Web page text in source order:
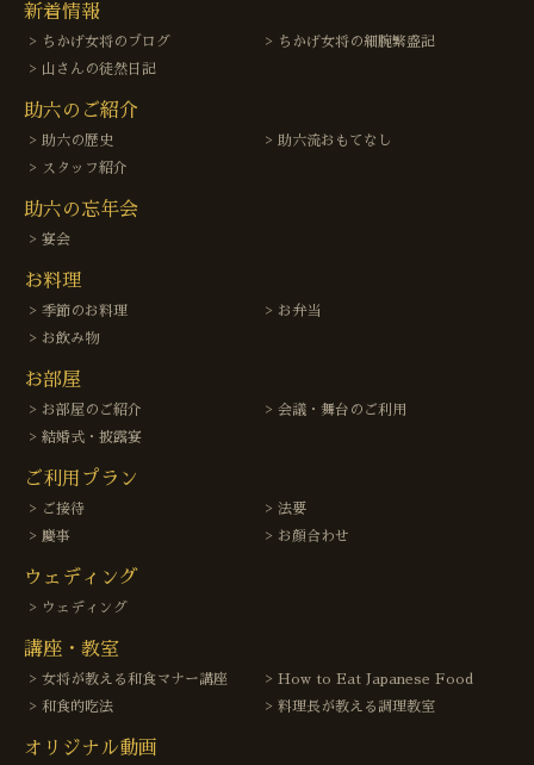
新着情報
ちかげ女将のブログ
ちかげ女将の細腕繁盛記
山さんの徒然日記
助六のご紹介
助六の歴史
助六流おもてなし
スタッフ紹介
助六の忘年会
宴会
お料理
季節のお料理
お弁当
お飲み物
お部屋
お部屋のご紹介
会議・舞台のご利用
結婚式・披露宴
ご利用プラン
ご接待
法要
慶事
お顔合わせ
ウェディング
ウェディング
講座・教室
女将が教える和食マナー講座
How to Eat Japanese Food
和食的吃法
料理長が教える調理教室
オリジナル動画